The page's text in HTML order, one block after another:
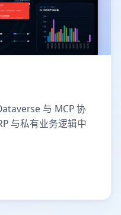
与 MCP 协
与私有业务逻辑中